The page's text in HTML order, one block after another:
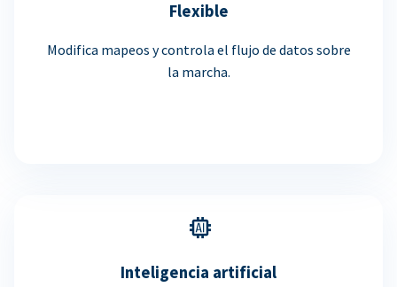
Flexible
Modifica mapeos y controla el flujo de datos sobre
la marcha.
Inteligencia artificial